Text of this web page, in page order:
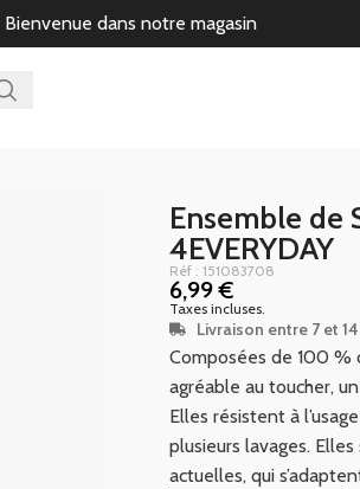
Bienvenue dans notre magasin
Ensemble de
4EVERYDAY
Réf : 151083708
6,99€
Taxes incluses.
Livraison entre 7 et
Composées de 100
agréable au toucher,
Elles résistent à
plusieurs lavages.
actuelles, qui